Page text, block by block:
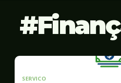
SERVICO